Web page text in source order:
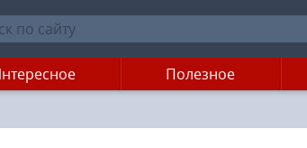
Полезное